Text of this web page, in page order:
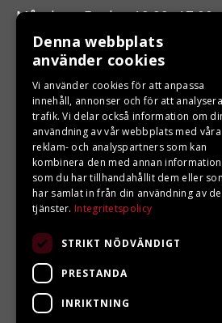
Måndag - Fredag 10.00 -17.00
LJUNGBERGS MOTOR
Din BRP återförsäljare i Sveg!
LJUNGBERGS MOTOR 2026. ALL
Denna webbplats
använder cookies
Vi använder cookies för att anpassa
innehåll, annonser och för att
trafik. Vi delar också information om
användning av vår webbplats med våra
reklam- och analyspartners som kan
kombinera den med annan information
som du har tillhandahållit dem eller
har samlat in från din användning av
tjänster. Integritetspolicy
STRIKT NÖDVÄNDIGT
PRESTANDA
INRIKTNING